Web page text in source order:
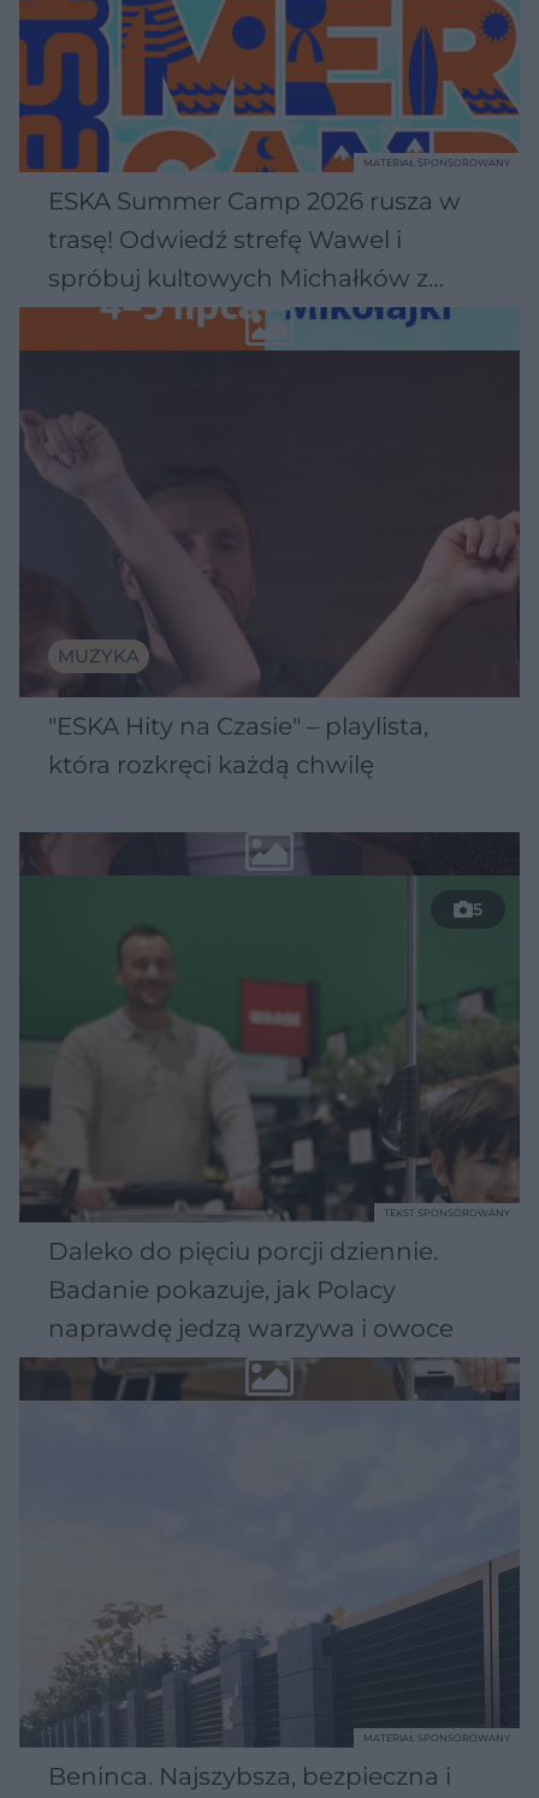
ESKA Summer Camp 2026 rusza w
trasę! Odwiedź strefę Wawel i
spróbuj kultowych Michałków z
Wawelu
MATERIAŁ SPONSOROWANY
MUZYKA
"ESKA Hity na Czasie" – playlista,
która rozkręci każdą chwilę
5
Daleko do pięciu porcji dziennie.
Badanie pokazuje, jak Polacy
naprawdę jedzą warzywa i owoce
TEKST SPONSOROWANY
Beninca. Najszybsza, bezpieczna i
MATERIAŁ SPONSOROWANY